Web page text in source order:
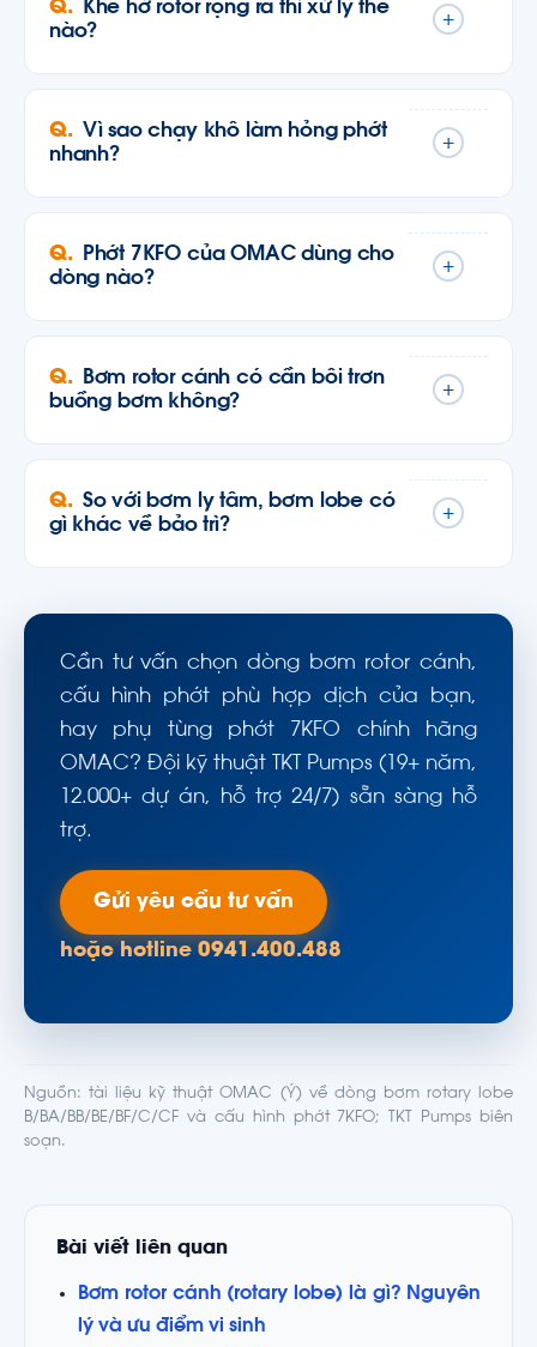
Khe hở rotor rộng ra thì xử lý thế
nào?
+
Vì sao chạy khô làm hỏng phớt
nhanh?
+
Phớt 7KFO của OMAC dùng cho
dòng nào?
+
Bơm rotor cánh có cần bôi trơn
buồng bơm không?
+
So với bơm ly tâm, bơm lobe có
gì khác về bảo trì?
+
Cần tư vấn chọn dòng bơm rotor cánh,
cấu hình phớt phù hợp dịch của bạn,
hay phụ tùng phớt 7KFO chính hãng
OMAC? Đội kỹ thuật TKT Pumps (19+ năm,
12.000+ dự án, hỗ trợ 24/7) sẵn sàng hỗ
trợ.
Gửi yêu cầu tư vấn
hoặc hotline 0941.400.488
Nguồn: tài liệu kỹ thuật OMAC (Ý) về dòng bơm rotary lobe
B/BA/BB/BE/BF/C/CF và cấu hình phớt 7KFO; TKT Pumps biên
soạn.
Bài viết liên quan
Bơm rotor cánh (rotary lobe) là gì? Nguyên
lý và ưu điểm vi sinh